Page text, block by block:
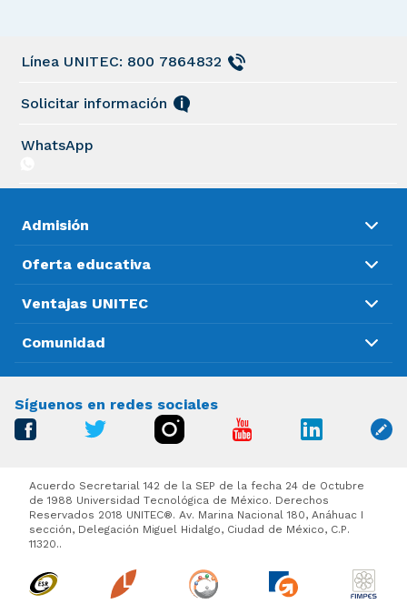
Línea UNITEC: 800 7864832
Solicitar información
WhatsApp
Admisión
Oferta educativa
Ventajas UNITEC
Comunidad
Síguenos en redes sociales
Acuerdo Secretarial 142 de la SEP de la fecha 24 de Octubre
de 1988 Universidad Tecnológica de México. Derechos
Reservados 2018 UNITEC®. Av. Marina Nacional 180, Anáhuac I
sección, Delegación Miguel Hidalgo, Ciudad de México, C.P.
11320..